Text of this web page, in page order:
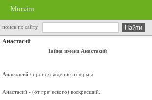
Murzim
поиск по сайту
Анастасий
Тайна имени Анастасий
Анастасий / происхождение и формы
Анастасий - (от греческого) воскресший.